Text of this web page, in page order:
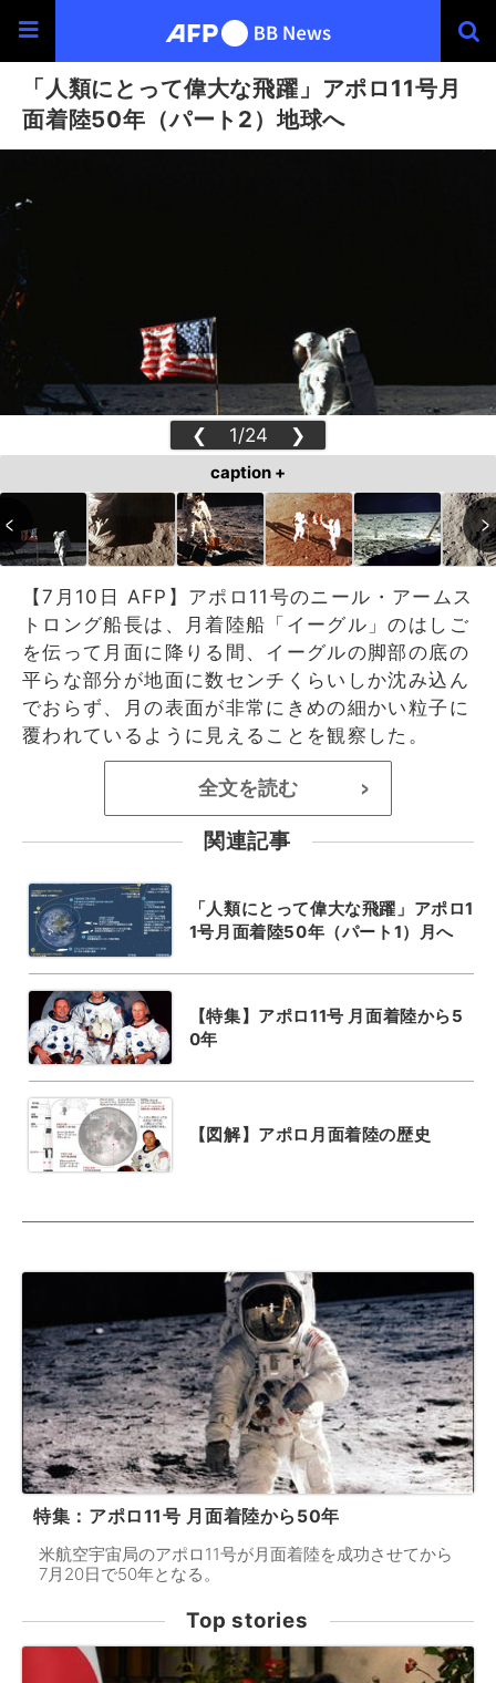
「人類にとって偉大な飛躍」アポロ11号月
面着陸50年（パート2）地球へ
❮ 1/24 ❯
caption +
【7月10日 AFP】アポロ11号のニール・アームス
トロング船長は、月着陸船「イーグル」のはしご
を伝って月面に降りる間、イーグルの脚部の底の
平らな部分が地面に数センチくらいしか沈み込ん
でおらず、月の表面が非常にきめの細かい粒子に
覆われているように見えることを観察した。
全文を読む >
関連記事
「人類にとって偉大な飛躍」アポロ1
1号月面着陸50年（パート1）月へ
【特集】アポロ11号 月面着陸から5
0年
【図解】アポロ月面着陸の歴史
特集：アポロ11号 月面着陸から50年
米航空宇宙局のアポロ11号が月面着陸を成功させてから
7月20日で50年となる。
Top stories